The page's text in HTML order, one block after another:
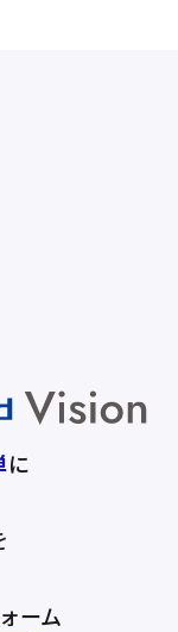
に
ーム